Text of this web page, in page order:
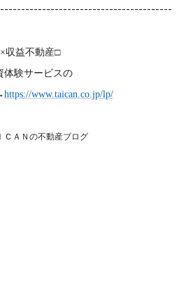
収益不動産□
体験サービスの
https://www.taican.co.jp/lp/
ＣＡＮの不動産ブログ